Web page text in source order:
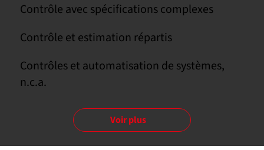
Contrôle avec spécifications complexes
Contrôle et estimation répartis
Contrôles et automatisation de systèmes,
n.c.a.
Voir plus